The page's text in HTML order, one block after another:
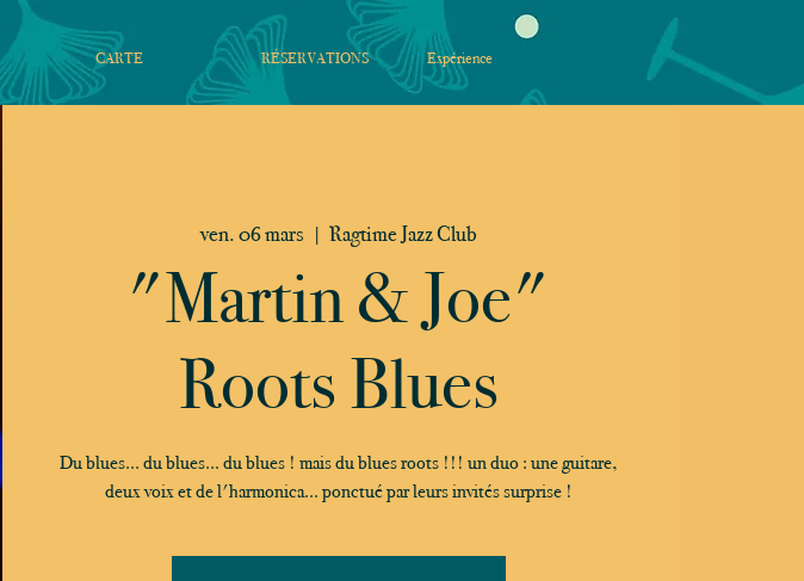
CARTE RÉSERVATIONS Expérience
ven. 06 mars
  |
Ragtime Jazz Club
"Martin & Joe"
Roots Blues
Du blues... du blues... du blues ! mais du blues roots !!! un duo : une guitare,
deux voix et de l'harmonica... ponctué par leurs invités surprise !